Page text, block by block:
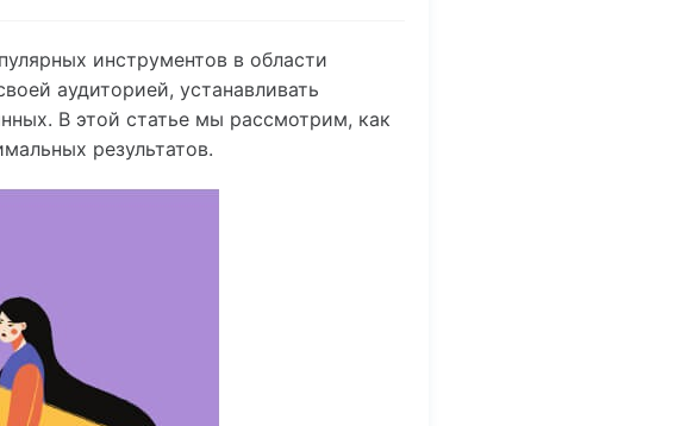
инструментов в области
аудиторией, устанавливать
В этой статье мы рассмотрим, как
результатов.